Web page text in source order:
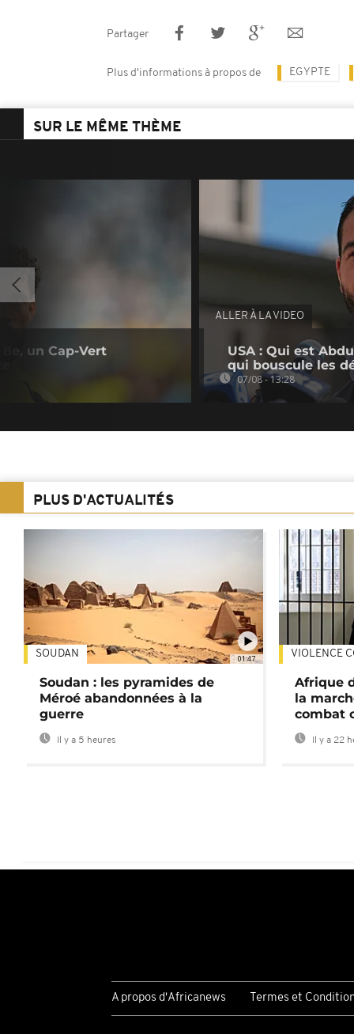
Partager
Plus d'informations à propos de EGYPTE
SUR LE MÊME THÈME
un Cap-Vert
ALLER À LA VIDEO
USA : Qui est
qui bouscule les
07/08 - 13:28
PLUS D'ACTUALITÉS
01:47
SOUDAN
Soudan : les pyramides de
Méroé abandonnées à la
guerre
Il y a 5 heures
VIOLENCE
Afrique
la
combat
Il y a 22
A propos d'Africanews Termes et